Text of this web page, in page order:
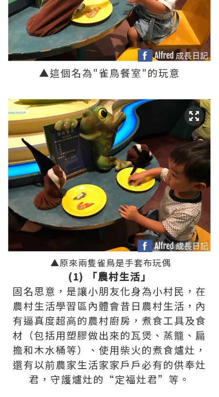
▲這個名為"雀鳥餐室"的玩意
▲原來兩隻雀鳥是手套布玩偶
(1) 「農村生活」
固名思意，是讓小朋友化身為小村民，在
農村生活學習區內體會昔日農村生活，內
有逼真度超高的農村廚房，煮食工具及食
材（包括用塑膠做出來的瓦煲、蒸籠、扁
擔和木水桶等）、使用柴火的煮食爐灶 ，
還有以前農家生活家家戶戶必有的供奉灶
君，守護爐灶的“定福灶君”等。